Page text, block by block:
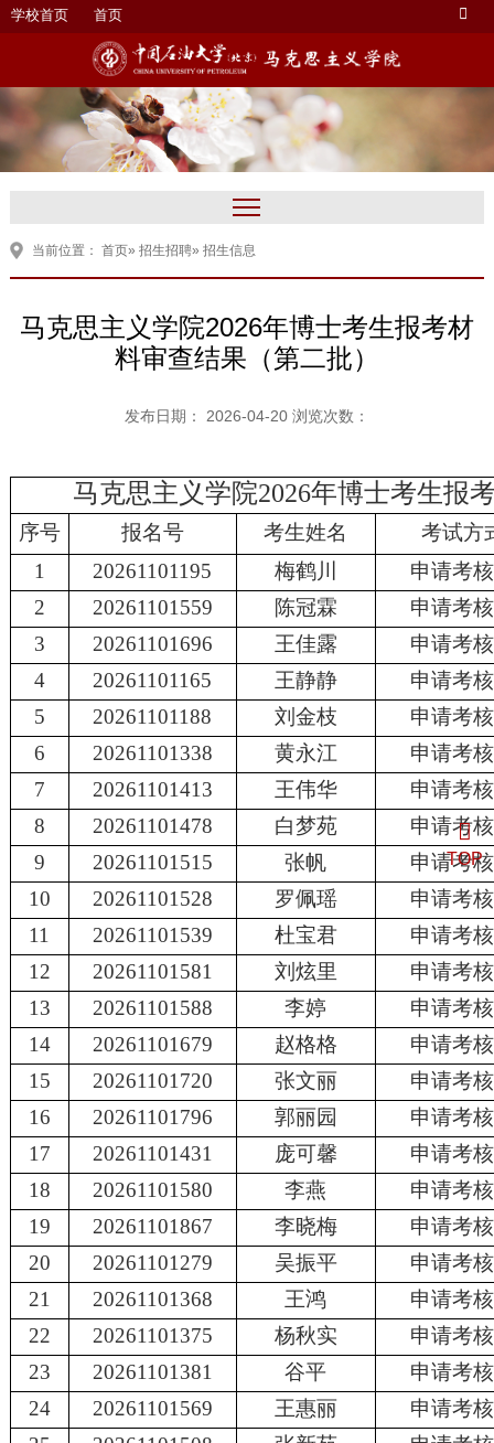
学校首页 首页
当前位置： 首页» 招生招聘» 招生信息
马克思主义学院2026年博士考生报考材
料审查结果（第二批）
发布日期： 2026-04-20 浏览次数：
马克思主义学院2026年博士考生报
序号 报名号 考生姓名
考试方
1
20261101195 梅鹤川
申请考
2
20261101559 陈冠霖
申请考
3
20261101696 王佳露
申请考
4
20261101165 王静静
申请考
5
20261101188 刘金枝
申请考
6
20261101338 黄永江
申请考
7
20261101413 王伟华
申请考
8
20261101478 白梦苑
申请考
9
20261101515 张帆
申请考
10
20261101528 罗佩瑶
申请考
11
20261101539 杜宝君
申请考
12
20261101581 刘炫里
申请考
13
20261101588 李婷
申请考
14
20261101679 赵格格
申请考
15
20261101720 张文丽
申请考
16
20261101796 郭丽园
申请考
17
20261101431 庞可馨
申请考
18
20261101580 李燕
申请考
19
20261101867 李晓梅
申请考
20
20261101279 吴振平
申请考
21
20261101368 王鸿
申请考
22
20261101375 杨秋实
申请考
23
20261101381 谷平
申请考
24
20261101569 王惠丽
申请考
TOP